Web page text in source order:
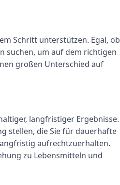
Schritt unterstützen. Egal, ob
suchen, um auf dem richtigen
großen Unterschied auf
langfristiger Ergebnisse.
stellen, die Sie für dauerhafte
aufrechtzuerhalten.
zu Lebensmitteln und